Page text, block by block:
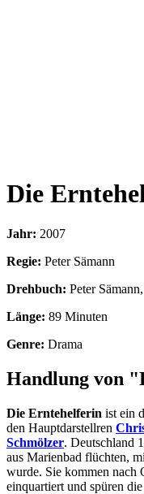
Die
Jahr: 2007
Regie: Peter Sämann
Drehbuch: Peter
Länge: 89 Minuten
Genre: Drama
Handlung von
Die Erntehelferin ist ein
den Hauptdarstellren
Schmölzer. Deutschland
aus Marienbad flüchten,
wurde. Sie kommen nach
einquartiert und spüren